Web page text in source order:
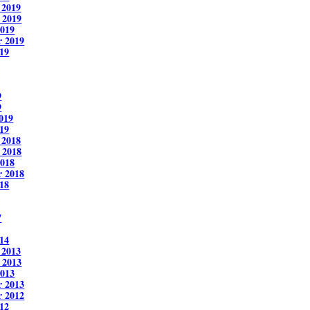
2019
2018
2013
2012